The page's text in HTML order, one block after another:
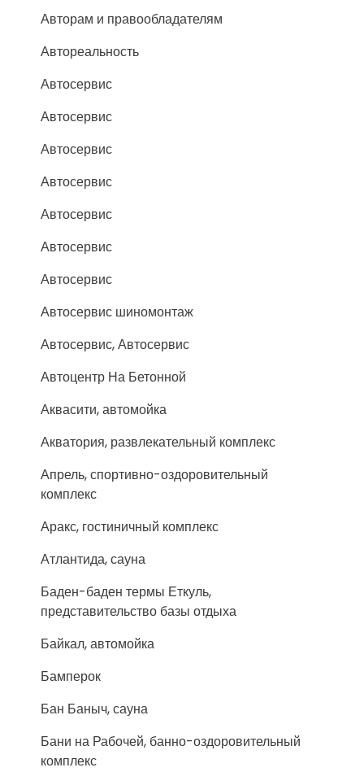
Авторам и правообладателям
Автореальность
Автосервис
Автосервис
Автосервис
Автосервис
Автосервис
Автосервис
Автосервис
Автосервис шиномонтаж
Автосервис, Автосервис
Автоцентр На Бетонной
Аквасити, автомойка
Акватория, развлекательный комплекс
Апрель, спортивно-оздоровительный
комплекс
Аракс, гостиничный комплекс
Атлантида, сауна
Баден-баден термы Еткуль,
представительство базы отдыха
Байкал, автомойка
Бамперок
Бан Баныч, сауна
Бани на Рабочей, банно-оздоровительный
комплекс